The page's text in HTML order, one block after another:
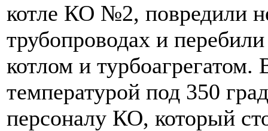
котле КО №2, повредили
трубопроводах и
котлом и
температурой под 350
персоналу КО, который